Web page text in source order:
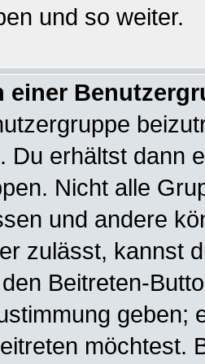
und so weiter.
einer
Du erhältst dann
Nicht alle
und andere
zulässt, kannst
Beitreten-
geben;
möchtest.